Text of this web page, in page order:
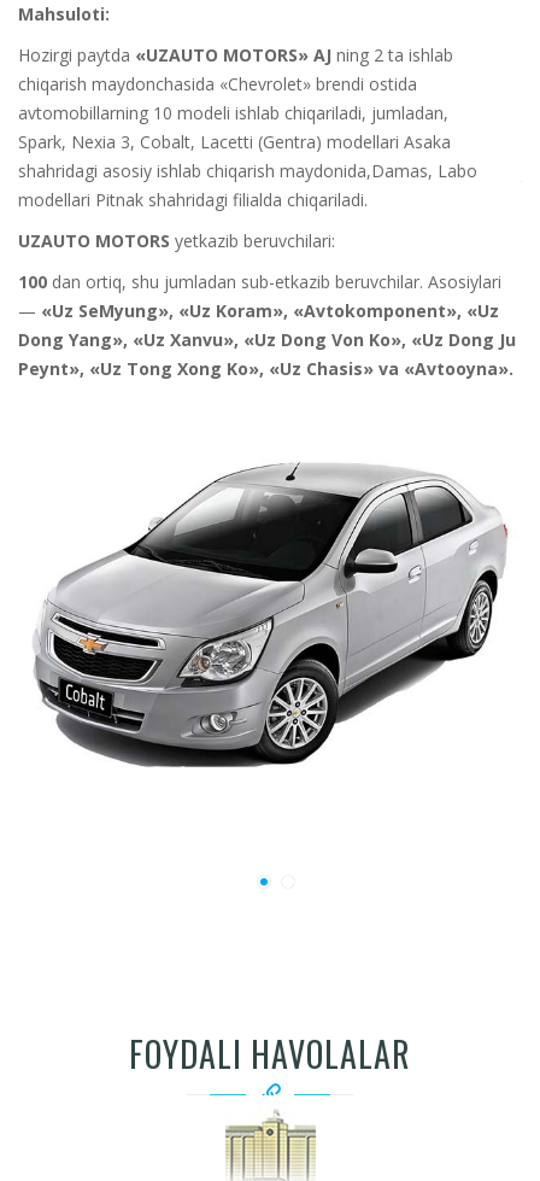
Kafolat davri:
Kafolat vakolatli dilerlar orqali sotilgan avtomobillarga taalluqli
bo‘ladi, va normal sharoitlarda foydalaniladigan avtomobillar
uchun, qaysi biri avvalroq yuz berishiga qarab, avtomobilning
egasi tomonidan qabul qilinishi kunidan boshlab36 oyni,
jami100000 km o‘tilgan yo‘lni tashkil etadi.
Kafolat muayyan avtomobilga taalluqli bo‘ladi, va uning egasiga
shaxsan bog‘liq bo‘lmaydi. Avtomobilning sotilishida sotuvchi
servis kitobchasini yangi egasiga topshirishi va vakolatlangan
dilerning muhrini qo‘yishi, hamda yangi egasining ma’lumotlarini
servis kitobchasiga kiritishi shart. Kafolat davrining mobaynida
avtomobilning yangi egasi servis kitobchasida ko‘rsatilgan ishlab
chiqaruvchining barcha talablari bajarilishi sharti bilan, kafolatga
FOYDALI HAVOLALAR